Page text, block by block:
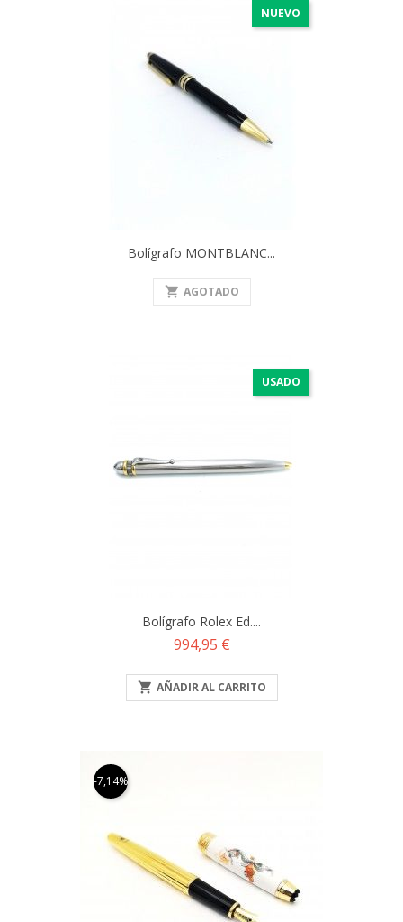
NUEVO
Bolígrafo MONTBLANC...
shopping_cart AGOTADO
USADO
Bolígrafo Rolex Ed....
Precio
994,95 €
 AÑADIR AL CARRITO
-7,14%